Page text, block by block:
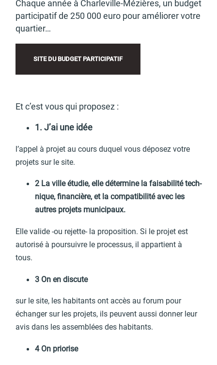
Budget participatif
Demande d'occupation
de l'espace public
ACCEO - Accessibilité
des guichets municipaux
autorisations
Chaque année à Char­le­ville-Mézières, un budget
parti­ci­pa­tif de 250 000 euro pour amélio­rer votre
quar­tier…
SITE DU BUDGET PARTI­CI­PA­TIF
Et c’est vous qui propo­sez :
1. J’ai une idée
l’ap­pel à projet au cours duquel vous dépo­sez votre
projets sur le site.
2 La ville étudie, elle déter­mine la faisa­bi­lité tech­
nique, finan­cière, et la compa­ti­bi­lité avec les
autres projets muni­ci­paux.
Elle valide -ou rejette- la propo­si­tion. Si le projet est
auto­risé à pour­suivre le proces­sus, il appar­tient à
tous.
3 On en discute
sur le site, les habi­tants ont accès au forum pour
échan­ger sur les projets, ils peuvent aussi donner leur
avis dans les assem­blées des habi­tants.
4 On prio­rise